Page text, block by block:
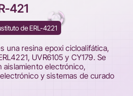
421
de ERL-4221
una resina epoxi cicloalifática,
UVR6105 y CY179. Se
aislamiento electrónico,
y sistemas de curado